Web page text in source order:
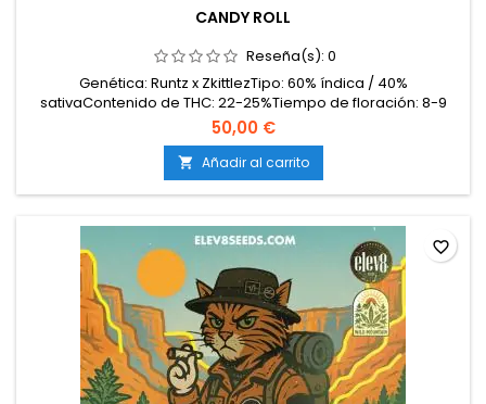
CANDY ROLL
Reseña(s): 0
Genética: Runtz x ZkittlezTipo: 60% índica / 40%
sativaContenido de THC: 22-25%Tiempo de floración: 8-9
semanas en interiorCosecha en exterior: Principios de
octubreProducción en interior: hasta 550 g/m²Producción en
exterior: más de 700 g/plantaAltura: 100-140 cm en interior;
hasta 200 cm en exteriorAromas y sabores: Dulces,...
50,00 €
 Añadir al carrito
favorite_border